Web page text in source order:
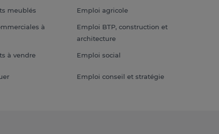
meublés
à
à vendre
Emploi agricole
Emploi BTP, construction et
architecture
Emploi social
Emploi conseil et stratégie